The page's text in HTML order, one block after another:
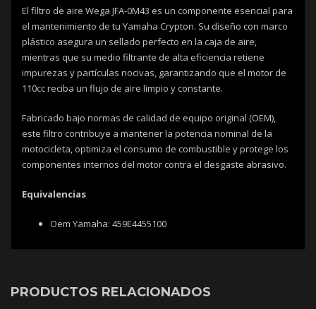
El filtro de aire Wega JFA-0M43 es un componente esencial para
el mantenimiento de tu Yamaha Crypton. Su diseño con marco
plástico asegura un sellado perfecto en la caja de aire,
mientras que su medio filtrante de alta eficiencia retiene
impurezas y partículas nocivas, garantizando que el motor de
110cc reciba un flujo de aire limpio y constante.
Fabricado bajo normas de calidad de equipo original (OEM),
este filtro contribuye a mantener la potencia nominal de la
motocicleta, optimiza el consumo de combustible y protege los
componentes internos del motor contra el desgaste abrasivo.
Equivalencias
Oem Yamaha: 459E4455100
PRODUCTOS RELACIONADOS